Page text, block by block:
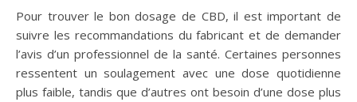
Pour trouver le bon dosage de CBD, il est important de
suivre les recommandations du fabricant et de demander
l’avis d’un professionnel de la santé. Certaines personnes
ressentent un soulagement avec une dose quotidienne
plus faible, tandis que d’autres ont besoin d’une dose plus